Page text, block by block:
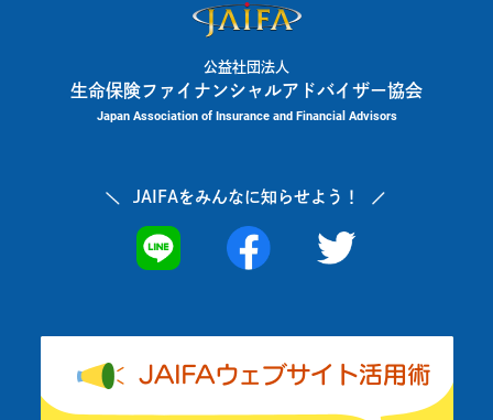
公益社団法人
生命保険ファイナンシャルアドバイザー協会
Japan Association of Insurance and Financial Advisors
JAIFAをみんなに知らせよう！